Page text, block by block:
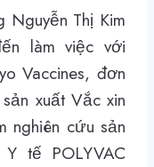
Thị Kim
làm việc với
Vaccines, đơn
xuất Vắc xin
nghiên cứu sản
tế POLYVAC